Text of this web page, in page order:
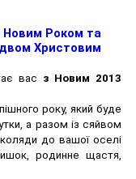
вас з Новим 2013
року, який буде
а разом із сяйвом
коляди до вашої оселі
родинне щастя,